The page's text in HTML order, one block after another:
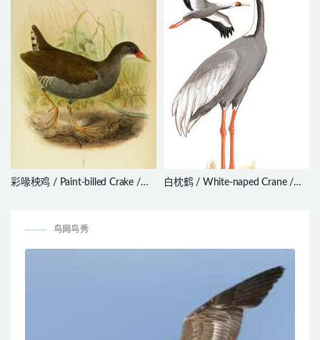
彩喙秧鸡 / Paint-billed Crake /
白枕鹤 / White-naped Crane /
鸟网鸟秀